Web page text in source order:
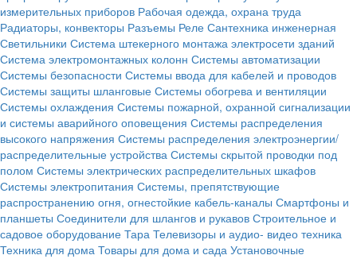
измерительных приборов Рабочая одежда, охрана труда
Радиаторы, конвекторы Разъемы Реле Сантехника инженерная
Светильники Система штекерного монтажа электросети зданий
Система электромонтажных колонн Системы автоматизации
Системы безопасности Системы ввода для кабелей и проводов
Системы защиты шланговые Системы обогрева и вентиляции
Системы охлаждения Системы пожарной, охранной сигнализации
и системы аварийного оповещения Системы распределения
высокого напряжения Системы распределения электроэнергии/
распределительные устройства Системы скрытой проводки под
полом Системы электрических распределительных шкафов
Системы электропитания Системы, препятствующие
распространению огня, огнестойкие кабель-каналы Смартфоны и
планшеты Соединители для шлангов и рукавов Строительное и
садовое оборудование Тара Телевизоры и аудио- видео техника
Техника для дома Товары для дома и сада Установочные